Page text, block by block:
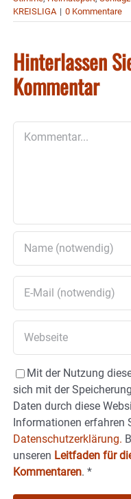
KREISLIGA | 0 Kommentare
Hinterlassen
Kommentar
Mit der Nutzung
sich mit der
Daten durch diese
Informationen erfahren
Datenschutzerklärung.
unseren Leitfaden für
Kommentaren. *